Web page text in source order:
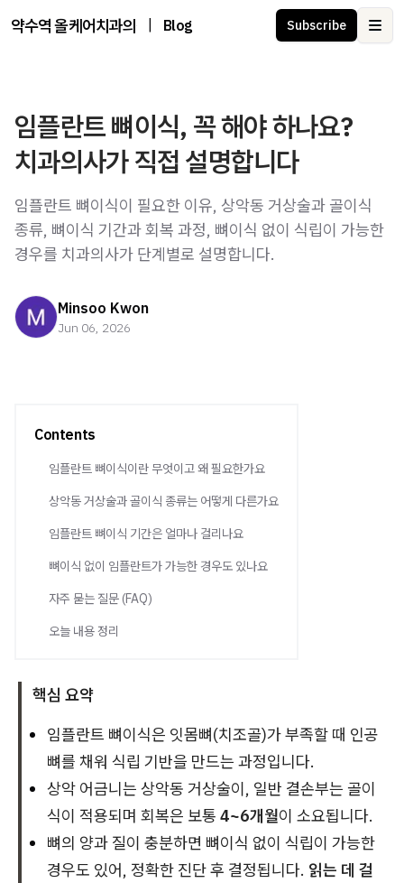
약수역 올케어치과의원 | 임플란트 · 교정 · 라미네이트 · 수면치료
Blog Subscribe
임플란트 뼈이식, 꼭 해야 하나요?
치과의사가 직접 설명합니다
임플란트 뼈이식이 필요한 이유, 상악동 거상술과 골이식
종류, 뼈이식 기간과 회복 과정, 뼈이식 없이 식립이 가능한
경우를 치과의사가 단계별로 설명합니다.
Minsoo Kwon
Jun 06, 2026
Contents
임플란트 뼈이식이란 무엇이고 왜 필요한가요
상악동 거상술과 골이식 종류는 어떻게 다른가요
임플란트 뼈이식 기간은 얼마나 걸리나요
뼈이식 없이 임플란트가 가능한 경우도 있나요
자주 묻는 질문 (FAQ)
오늘 내용 정리
핵심 요약
임플란트 뼈이식은 잇몸뼈(치조골)가 부족할 때 인공
뼈를 채워 식립 기반을 만드는 과정입니다.
상악 어금니는 상악동 거상술이, 일반 결손부는 골이
식이 적용되며 회복은 보통 4~6개월이 소요됩니다.
뼈의 양과 질이 충분하면 뼈이식 없이 식립이 가능한
경우도 있어, 정확한 진단 후 결정됩니다. 읽는 데 걸